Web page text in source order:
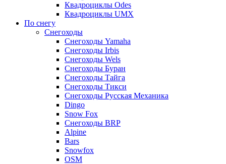
Квадроциклы Odes
Квадроциклы UMX
По снегу
Снегоходы
Снегоходы Yamaha
Снегоходы Irbis
Снегоходы Wels
Снегоходы Буран
Снегоходы Тайга
Снегоходы Тикси
Снегоходы Русская Механика
Dingo
Snow Fox
Снегоходы BRP
Alpine
Bars
Snowfox
OSM